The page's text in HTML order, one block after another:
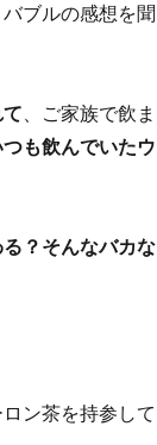
ブルの感想を聞
、ご家族で飲ま
も飲んでいたウ
？そんなバカな
ン茶を持参して